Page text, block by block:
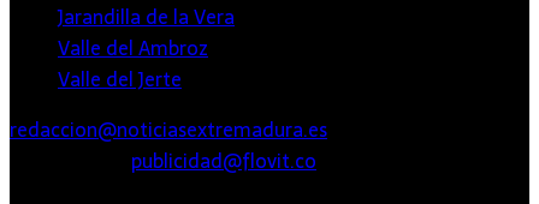
Jarandilla de la Vera
Valle del Ambroz
Valle del Jerte
redaccion@noticiasextremadura.es
publicidad@flovit.co